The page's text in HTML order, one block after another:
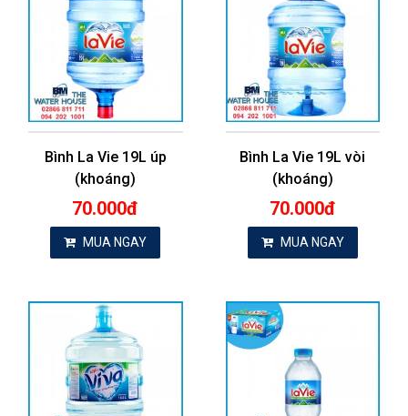
Bình La Vie 19L úp
(khoáng)
70.000đ
MUA NGAY
Bình La Vie 19L vòi
(khoáng)
70.000đ
MUA NGAY